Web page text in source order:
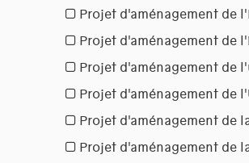
Projet d'aménagement de
Projet d'aménagement de
Projet d'aménagement de
Projet d'aménagement de
Projet d'aménagement de
Projet d'aménagement de